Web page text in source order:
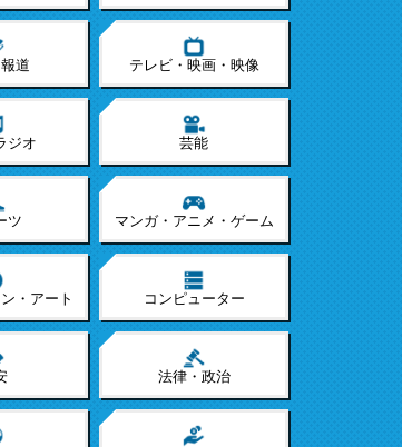
道 テレビ・映画・映像
ジオ 芸能
ツ マンガ・アニメ・ゲーム
・アート コンピューター
法律・政治